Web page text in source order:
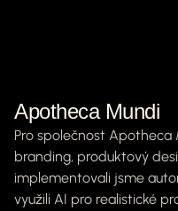
Apotheca Mundi
Pro společnost
branding, produktový
implementovali jsme
využili AI pro realistické